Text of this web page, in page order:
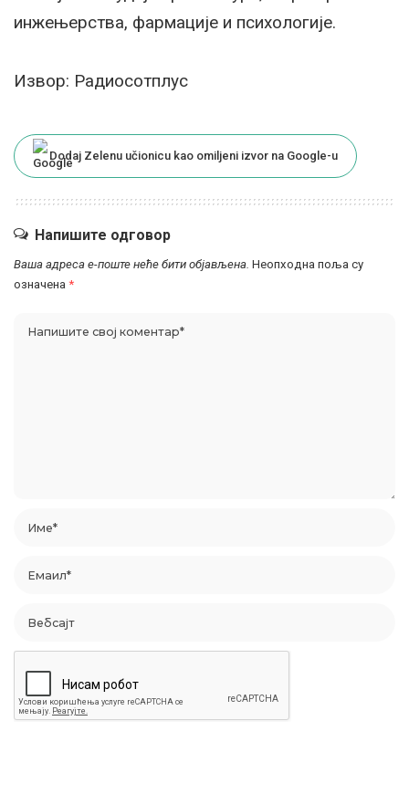
инжењерства, фармације и психологије.
Извор: Радиосотплус
Dodaj Zelenu učionicu kao omiljeni izvor na Google-u
Напишите одговор
Ваша адреса е-поште неће бити објављена. Неопходна поља су
означена *